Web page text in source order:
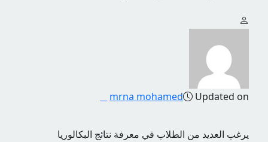
mrna mohamed Updated on
يرغب العديد من الطلاب في معرفة نتائج البكالوريا